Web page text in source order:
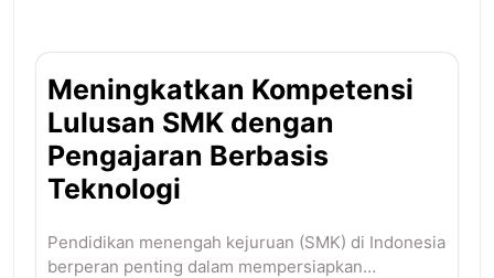
Meningkatkan Kompetensi
Lulusan SMK dengan
Pengajaran Berbasis
Teknologi
Pendidikan menengah kejuruan (SMK) di Indonesia
berperan penting dalam mempersiapkan…